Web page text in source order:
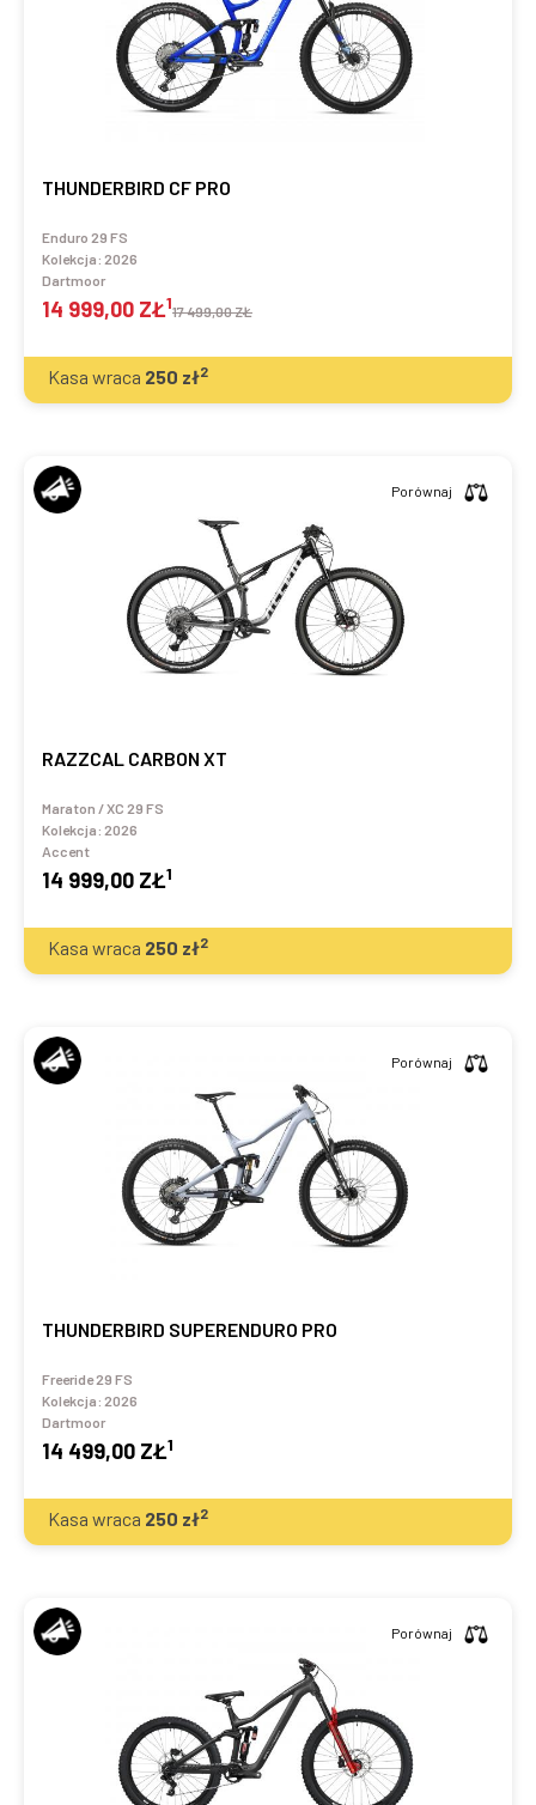
THUNDERBIRD CF PRO
Enduro 29 FS
Kolekcja: 2026
Dartmoor
14 999,00 ZŁ117 499,00 ZŁ
Kasa wraca 250 zł2
RAZZCAL CARBON XT
Maraton / XC 29 FS
Kolekcja: 2026
Accent
14 999,00 ZŁ1
Porównaj
Kasa wraca 250 zł2
THUNDERBIRD SUPERENDURO PRO
Freeride 29 FS
Kolekcja: 2026
Dartmoor
14 499,00 ZŁ1
Porównaj
Kasa wraca 250 zł2
Porównaj